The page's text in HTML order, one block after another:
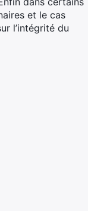
et le cas
l’intégrité du